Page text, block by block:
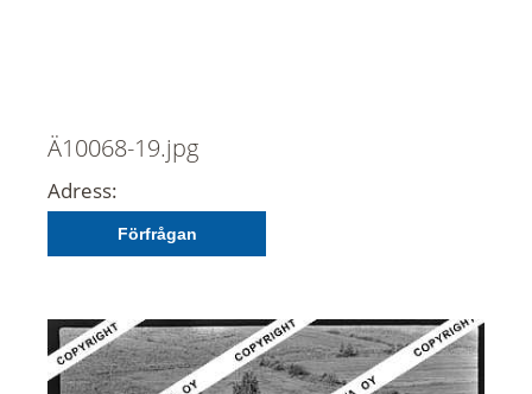
Ä10068-19.jpg
Adress:
Förfrågan